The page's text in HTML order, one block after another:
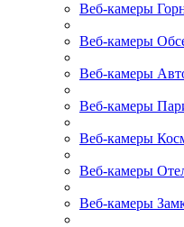
Веб-камеры
Веб-камеры
Веб-камеры
Веб-камеры
Веб-камеры
Веб-камеры
Веб-камеры